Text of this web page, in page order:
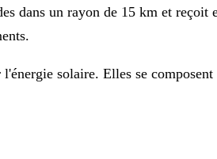
dans un rayon de 15 km et reçoit
l'énergie solaire. Elles se